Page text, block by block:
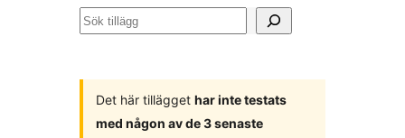
Sök
Det här tillägget har inte testats
med någon av de 3 senaste